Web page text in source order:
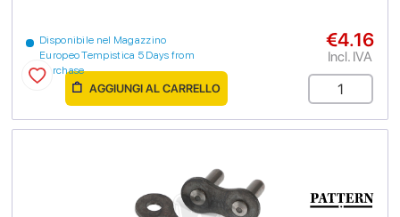
Disponibile nel Magazzino
Europeo Tempistica 5 Days from
purchase
€4.16
Incl. IVA
AGGIUNGI AL CARRELLO